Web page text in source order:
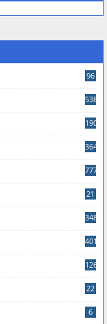
96
538
190
364
777
21
348
401
126
22
6